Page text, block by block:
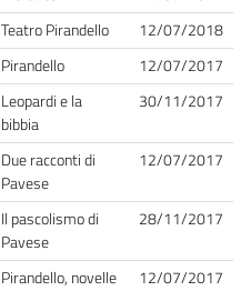
Teatro Pirandello
12/07/2018
Pirandello
12/07/2017
Leopardi e la
bibbia
30/11/2017
Due racconti di
Pavese
12/07/2017
Il pascolismo di
Pavese
28/11/2017
Pirandello, novelle
12/07/2017